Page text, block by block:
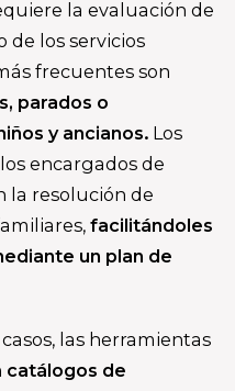
la evaluación de
de los servicios
frecuentes son
parados o
y ancianos. Los
encargados de
la resolución de
facilitándoles
un plan de
las herramientas
catálogos de